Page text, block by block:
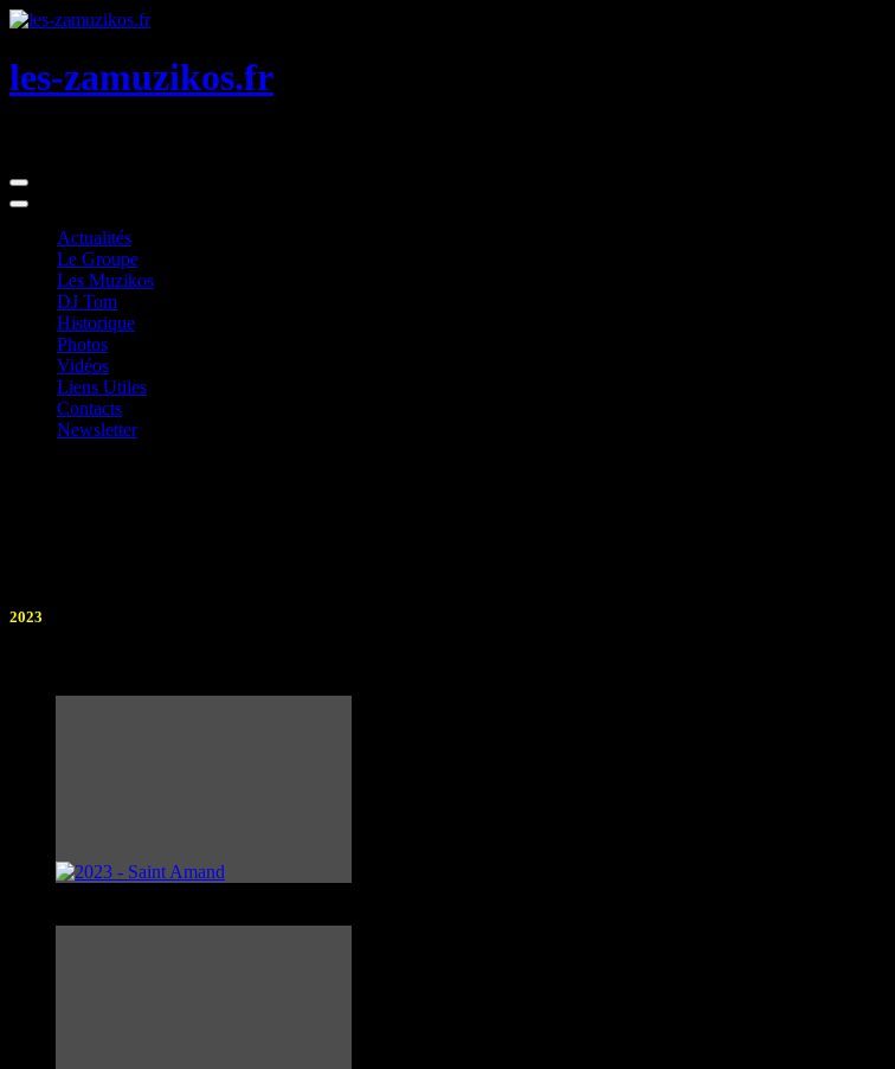
Skip
Content
les-zamuzikos.fr
Actualités
Le Groupe
Les Muzikos
DJ Tom
Historique
Photos
Vidéos
Liens Utiles
Contacts
Newsletter
2023